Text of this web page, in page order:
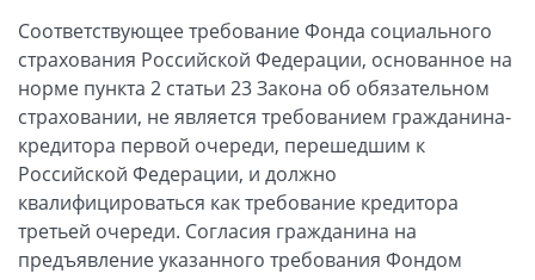
Соответствующее требование Фонда социального
страхования Российской Федерации, основанное на
норме пункта 2 статьи 23 Закона об обязательном
страховании, не является требованием гражданина-
кредитора первой очереди, перешедшим к
Российской Федерации, и должно
квалифицироваться как требование кредитора
третьей очереди. Согласия гражданина на
предъявление указанного требования Фондом